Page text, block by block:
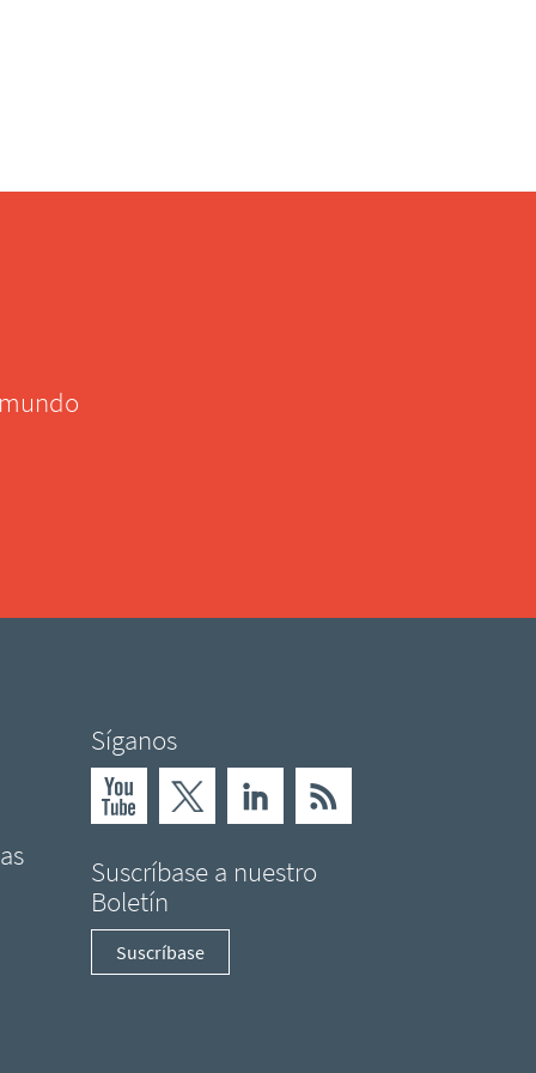
Síganos
Suscríbase a nuestro
Boletín
Suscríbase